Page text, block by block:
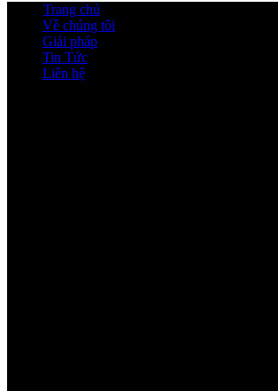
Trang chủ
Về chúng tôi
Giải pháp
Tin Tức
Liên hệ